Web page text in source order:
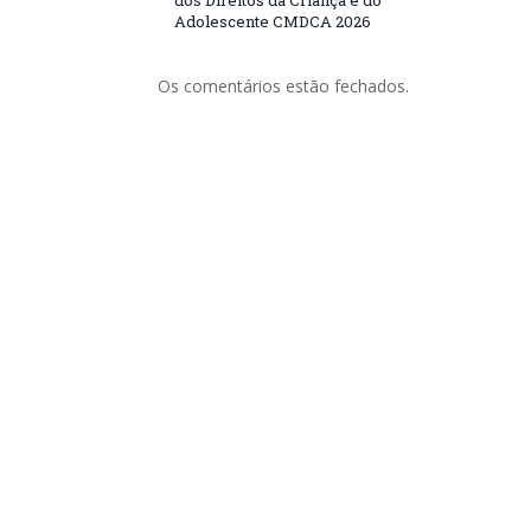
Adolescente CMDCA 2026
Os comentários estão fechados.